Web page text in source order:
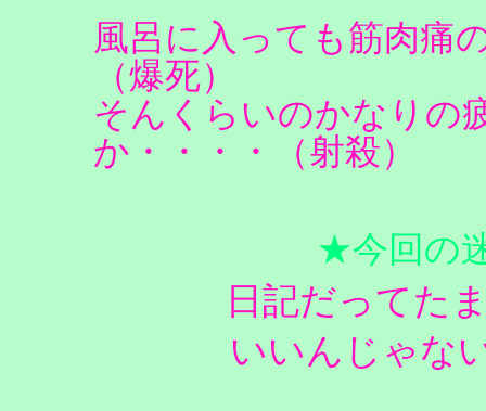
風呂に入っても筋肉痛
（爆死）
そんくらいのかなりの
か・・・・（射殺）
★今回の
日記だってた
いいんじゃな